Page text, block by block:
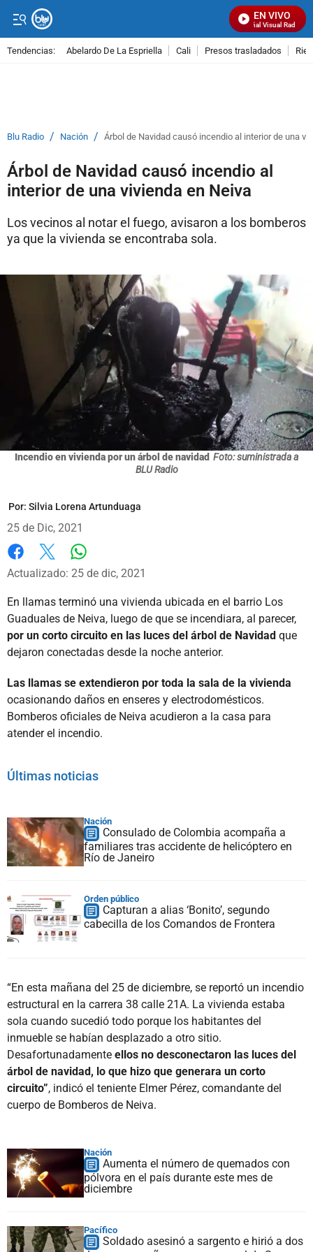
EN VIVO
Señal Visual Radio
Tendencias: Abelardo De La Espriella Cali Presos trasladados
Blu Radio / Nación / Árbol de Navidad causó incendio al interior de una
Árbol de Navidad causó incendio al
interior de una vivienda en Neiva
Los vecinos al notar el fuego, avisaron a los bomberos
ya que la vivienda se encontraba sola.
Incendio en vivienda por un árbol de navidad Foto: suministrada a
BLU Radio
Por: Silvia Lorena Artunduaga
25 de Dic, 2021
Facebook
X
Actualizado: 25 de dic, 2021
En llamas terminó una vivienda ubicada en el barrio Los
Guaduales de Neiva, luego de que se incendiara, al parecer,
por un corto circuito en las luces del árbol de Navidad que
dejaron conectadas desde la noche anterior.
Las llamas se extendieron por toda la sala de la vivienda
ocasionando daños en enseres y electrodomésticos.
Bomberos oficiales de Neiva acudieron a la casa para
atender el incendio.
Últimas noticias
Nación
Consulado de Colombia acompaña a
familiares tras accidente de helicóptero en
Río de Janeiro
Orden público
Capturan a alias ‘Bonito’, segundo
cabecilla de los Comandos de Frontera
“En esta mañana del 25 de diciembre, se reportó un incendio
estructural en la carrera 38 calle 21A. La vivienda estaba
sola cuando sucedió todo porque los habitantes del
inmueble se habían desplazado a otro sitio.
Desafortunadamente ellos no desconectaron las luces del
árbol de navidad, lo que hizo que generara un corto
circuito”, indicó el teniente Elmer Pérez, comandante del
cuerpo de Bomberos de Neiva.
Nación
Aumenta el número de quemados con
pólvora en el país durante este mes de
diciembre
Pacífico
Soldado asesinó a sargento e hirió a dos